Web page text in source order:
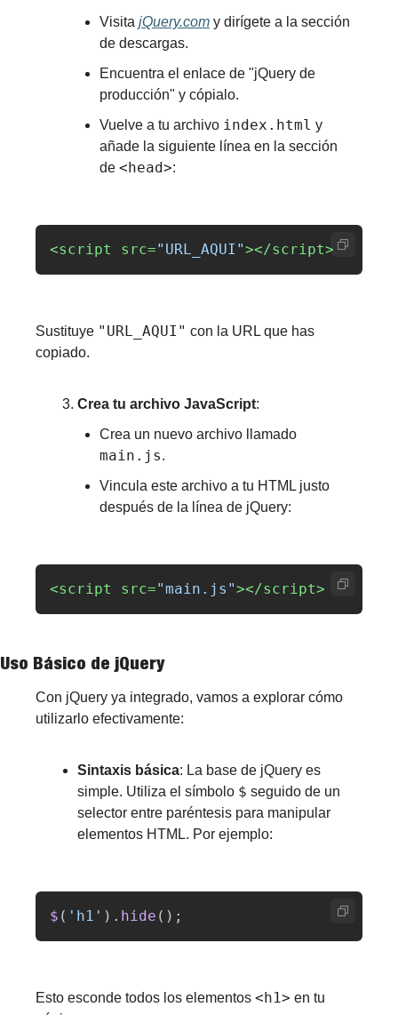
Visita jQuery.com y dirígete a la sección
de descargas.
Encuentra el enlace de "jQuery de
producción" y cópialo.
Vuelve a tu archivo index.html y
añade la siguiente línea en la sección
de <head>:
<script src="URL_AQUI"></script>
Sustituye "URL_AQUI" con la URL que has
copiado.
Crea tu archivo JavaScript:
main.js.
Vincula este archivo a tu HTML justo
después de la línea de jQuery:
<script src="main.js"></script>
Uso Básico de jQuery
Con jQuery ya integrado, vamos a explorar cómo
utilizarlo efectivamente:
Sintaxis básica: La base de jQuery es
simple. Utiliza el símbolo $ seguido de un
selector entre paréntesis para manipular
elementos HTML. Por ejemplo:
$ ( ' h1 ' ). hide ();
Esto esconde todos los elementos <h1> en tu